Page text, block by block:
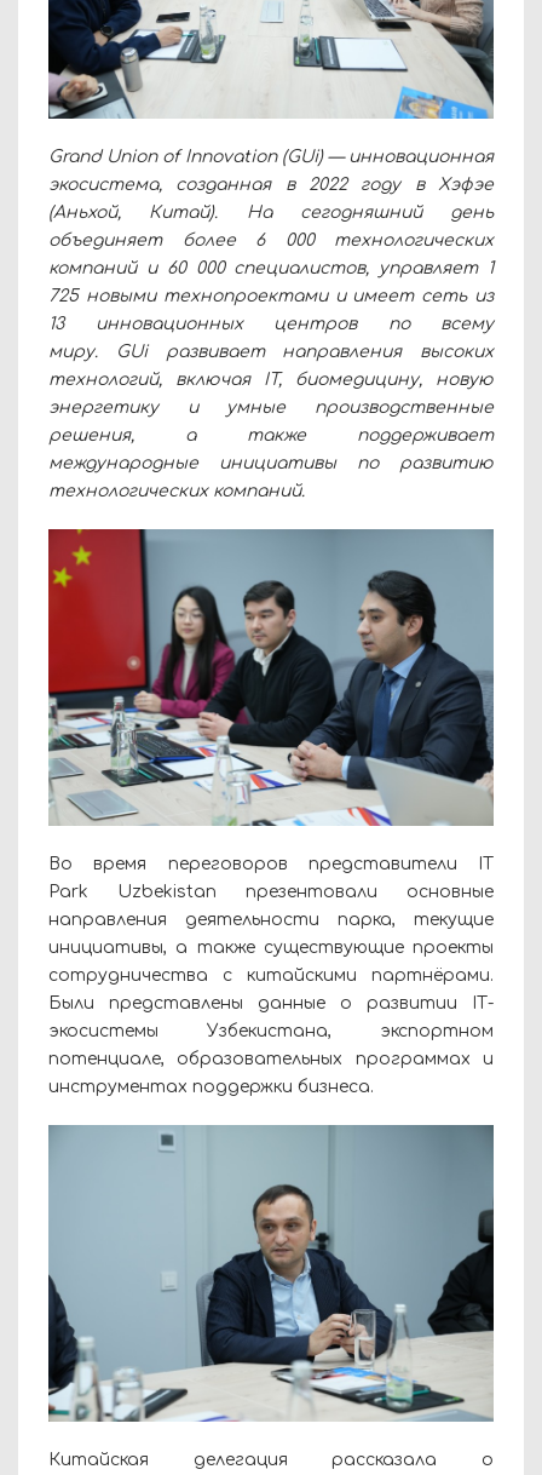
Grand Union of Innovation (GUi) — инновационная
экосистема, созданная в 2022 году в Хэфэе
(Аньхой, Китай). На сегодняшний день
объединяет более 6 000 технологических
компаний и 60 000 специалистов, управляет 1
725 новыми технопроектами и имеет сеть из
13 инновационных центров по всему
миру. GUi развивает направления высоких
технологий, включая IT, биомедицину, новую
энергетику и умные производственные
решения, а также поддерживает
международные инициативы по развитию
технологических компаний.
Во время переговоров представители IT
Park Uzbekistan презентовали основные
направления деятельности парка, текущие
инициативы, а также существующие проекты
сотрудничества с китайскими партнёрами.
Были представлены данные о развитии IТ-
экосистемы Узбекистана, экспортном
потенциале, образовательных программах и
инструментах поддержки бизнеса.
Китайская делегация рассказала о